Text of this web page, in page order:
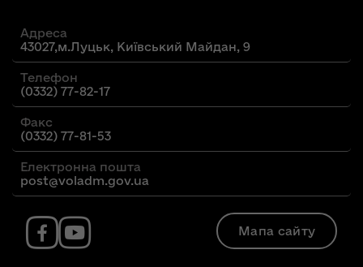
Адреса
43027,м.Луцьк, Київський Майдан, 9
Телефон
(0332) 77-82-17
Факс
(0332) 77-81-53
Електронна пошта
post@voladm.gov.ua
Мапа сайту